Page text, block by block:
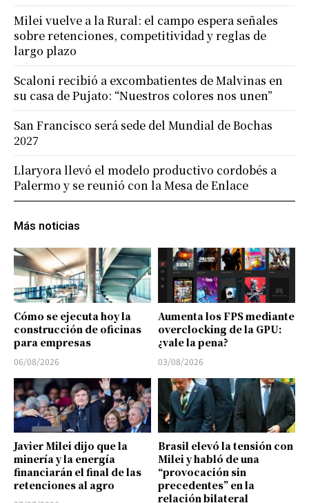
Más noticias
Cómo se ejecuta hoy la
construcción de oficinas
para empresas
06/08/2026
Aumenta los FPS mediante
overclocking de la GPU:
¿vale la pena?
03/08/2026
Javier Milei dijo que la
minería y la energía
financiarán el final de las
retenciones al agro
Brasil elevó la tensión con
Milei y habló de una
“provocación sin
precedentes” en la
relación bilateral
Milei vuelve a la Rural: el campo espera señales
sobre retenciones, competitividad y reglas de
largo plazo
Scaloni recibió a excombatientes de Malvinas en
su casa de Pujato: “Nuestros colores nos unen”
San Francisco será sede del Mundial de Bochas
2027
Llaryora llevó el modelo productivo cordobés a
Palermo y se reunió con la Mesa de Enlace